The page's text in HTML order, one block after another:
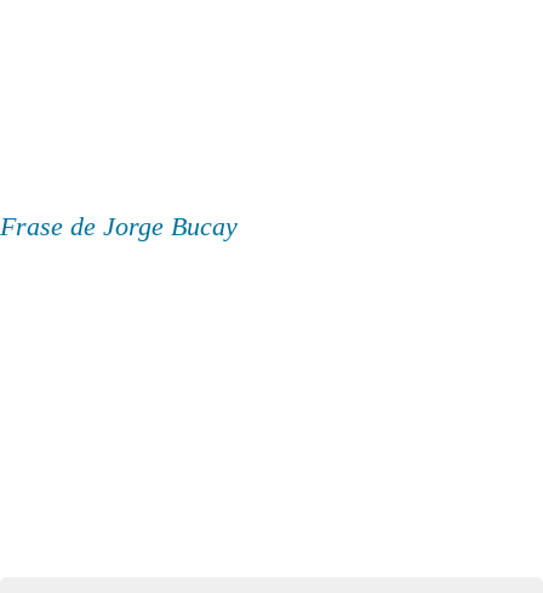
Frase de Jorge Bucay